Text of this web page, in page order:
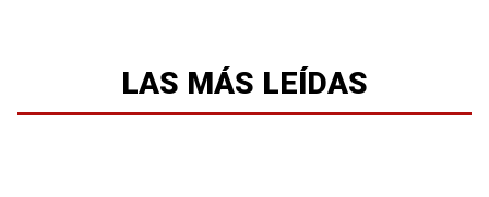
LAS MÁS LEÍDAS